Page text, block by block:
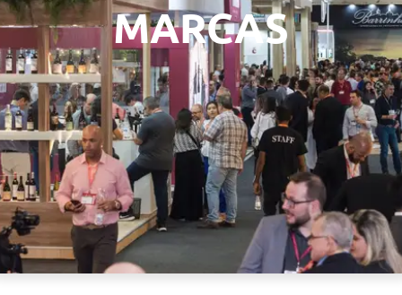
MARCAS